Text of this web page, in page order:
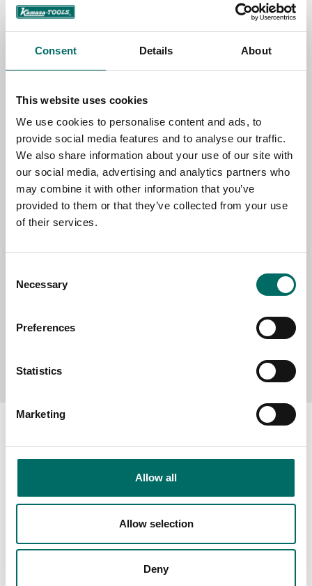
Consent Details About
This website uses cookies
We use cookies to personalise content and ads, to
provide social media features and to analyse our traffic.
We also share information about your use of our site with
our social media, advertising and analytics partners who
may combine it with other information that you’ve
provided to them or that they’ve collected from your use
of their services.
Selection
Necessary
Preferences
Statistics
Marketing
Allow all
Allow selection
Deny
TOPIC
NAME
SELECT COUNTRY
Swedish quality
The Kamasa Tools warranty
News